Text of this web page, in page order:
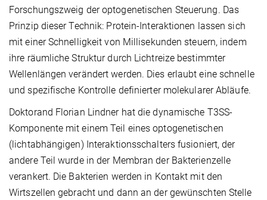
Forschungszweig der optogenetischen Steuerung. Das
Prinzip dieser Technik: Protein-Interaktionen lassen sich
mit einer Schnelligkeit von Millisekunden steuern, indem
ihre räumliche Struktur durch Lichtreize bestimmter
Wellenlängen verändert werden. Dies erlaubt eine schnelle
und spezifische Kontrolle definierter molekularer Abläufe.
Doktorand Florian Lindner hat die dynamische T3SS-
Komponente mit einem Teil eines optogenetischen
(lichtabhängigen) Interaktionsschalters fusioniert, der
andere Teil wurde in der Membran der Bakterienzelle
verankert. Die Bakterien werden in Kontakt mit den
Wirtszellen gebracht und dann an der gewünschten Stelle